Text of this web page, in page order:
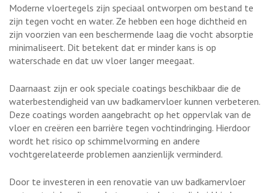
Moderne vloertegels zijn speciaal ontworpen om bestand te
zijn tegen vocht en water. Ze hebben een hoge dichtheid en
zijn voorzien van een beschermende laag die vocht absorptie
minimaliseert. Dit betekent dat er minder kans is op
waterschade en dat uw vloer langer meegaat.
Daarnaast zijn er ook speciale coatings beschikbaar die de
waterbestendigheid van uw badkamervloer kunnen verbeteren.
Deze coatings worden aangebracht op het oppervlak van de
vloer en creëren een barrière tegen vochtindringing. Hierdoor
wordt het risico op schimmelvorming en andere
vochtgerelateerde problemen aanzienlijk verminderd.
Door te investeren in een renovatie van uw badkamervloer